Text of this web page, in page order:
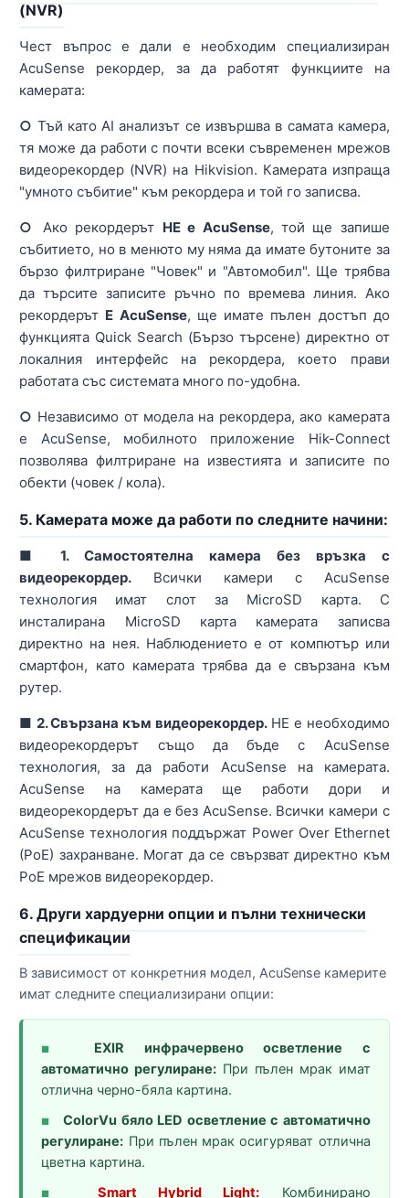
(NVR)
Чест въпрос е дали е необходим специализиран
AcuSense рекордер, за да работят функциите на
камерата:
○ Тъй като AI анализът се извършва в самата камера,
тя може да работи с почти всеки съвременен мрежов
видеорекордер (NVR) на Hikvision. Камерата изпраща
"умното събитие" към рекордера и той го записва.
○ Ако рекордерът НЕ е AcuSense, той ще запише
събитието, но в менюто му няма да имате бутоните за
бързо филтриране "Човек" и "Автомобил". Ще трябва
да търсите записите ръчно по времева линия. Ако
рекордерът Е AcuSense, ще имате пълен достъп до
функцията Quick Search (Бързо търсене) директно от
локалния интерфейс на рекордера, което прави
работата със системата много по-удобна.
○ Независимо от модела на рекордера, ако камерата
е AcuSense, мобилното приложение Hik-Connect
позволява филтриране на известията и записите по
обекти (човек / кола).
5. Камерата може да работи по следните начини:
■ 1. Самостоятелна камера без връзка с
видеорекордер. Всички камери с AcuSense
технология имат слот за MicroSD карта. С
инсталирана MicroSD карта камерата записва
директно на нея. Наблюдението е от компютър или
смартфон, като камерата трябва да е свързана към
рутер.
■ 2. Свързана към видеорекордер.НЕ е необходимо
видеорекордерът също да бъде с AcuSense
технология, за да работи AcuSense на камерата.
AcuSense на камерата ще работи дори и
видеорекордерът да е без AcuSense. Всички камери с
AcuSense технология поддържат Power Over Ethernet
(PoE) захранване. Могат да се свързват директно към
PoE мрежов видеорекордер.
6. Други хардуерни опции и пълни технически
спецификации
В зависимост от конкретния модел, AcuSense камерите
имат следните специализирани опции:
■
EXIR инфрачервено осветление с
автоматично регулиране: При пълен мрак имат
отлична черно-бяла картина.
■
ColorVu бяло LED осветление с автоматично
регулиране: При пълен мрак осигуряват отлична
цветна картина.
■ Smart Hybrid Light: Комбинирано